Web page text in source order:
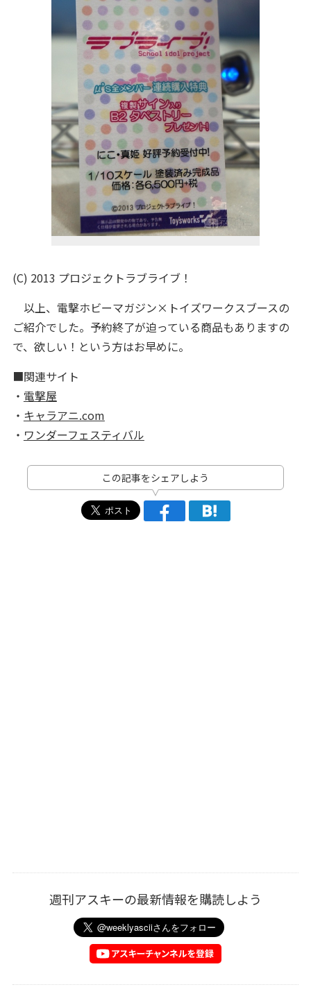
(C) 2013 プロジェクトラブライブ！
以上、電撃ホビーマガジン×トイズワークスブースの
ご紹介でした。予約終了が迫っている商品もありますの
で、欲しい！という方はお早めに。
■関連サイト
・ 電撃屋
・ キャラアニ.com
・ ワンダーフェスティバル
この記事をシェアしよう
週刊アスキーの最新情報を購読しよう